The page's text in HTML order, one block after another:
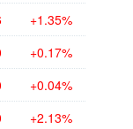
+1.35%
+0.17%
+0.04%
+2.13%